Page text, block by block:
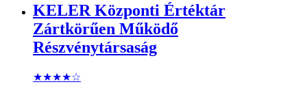
KELER Központi Értéktár
Zártkörűen Működő
Részvénytársaság
★★★★☆